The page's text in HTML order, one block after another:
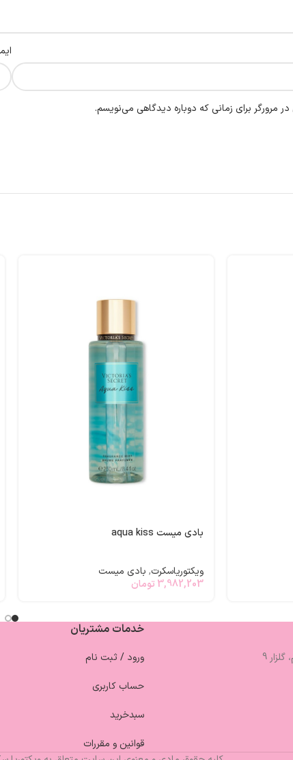
مرورگر برای زمانی که دوباره دیدگاهی می‌نویسم.
بادی میست aqua kiss
ویکتوریاسکرت, بادی میست
3,982,203 تومان
9
خدمات مشتریان
ورود / ثبت نام
حساب کاربری
سبدخرید
قوانین و مقررات